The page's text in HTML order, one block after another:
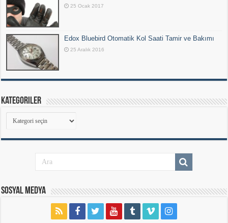
25 Ocak 2017
Edox Bluebird Otomatik Kol Saati Tamir ve Bakımı
25 Aralık 2016
Kategoriler
Kategoriler
Sosyal Medya